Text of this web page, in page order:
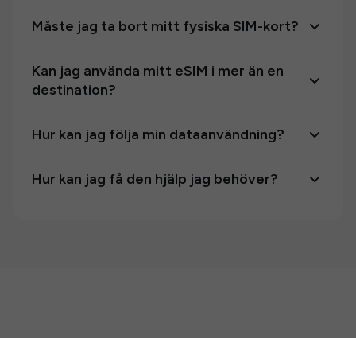
Måste jag ta bort mitt fysiska SIM-kort?
Kan jag använda mitt eSIM i mer än en
destination?
Hur kan jag följa min dataanvändning?
Hur kan jag få den hjälp jag behöver?